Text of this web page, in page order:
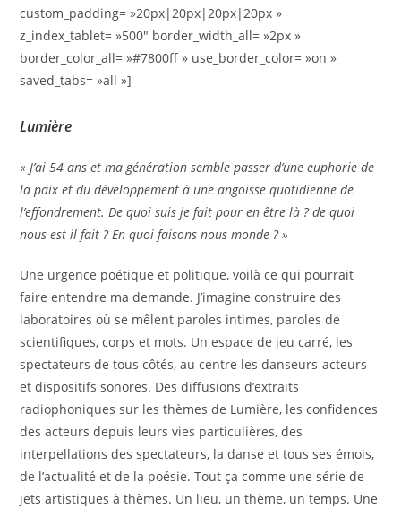
custom_padding= »20px|20px|20px|20px »
z_index_tablet= »500″ border_width_all= »2px »
border_color_all= »#7800ff » use_border_color= »on »
saved_tabs= »all »]
Lumière
« J’ai 54 ans et ma génération semble passer d’une euphorie de
la paix et du développement à une angoisse quotidienne de
l’effondrement. De quoi suis je fait pour en être là ? de quoi
nous est il fait ? En quoi faisons nous monde ? »
Une urgence poétique et politique, voilà ce qui pourrait
faire entendre ma demande. J’imagine construire des
laboratoires où se mêlent paroles intimes, paroles de
scientifiques, corps et mots. Un espace de jeu carré, les
spectateurs de tous côtés, au centre les danseurs-acteurs
et dispositifs sonores. Des diffusions d’extraits
radiophoniques sur les thèmes de Lumière, les confidences
des acteurs depuis leurs vies particulières, des
interpellations des spectateurs, la danse et tous ses émois,
de l’actualité et de la poésie. Tout ça comme une série de
jets artistiques à thèmes. Un lieu, un thème, un temps. Une